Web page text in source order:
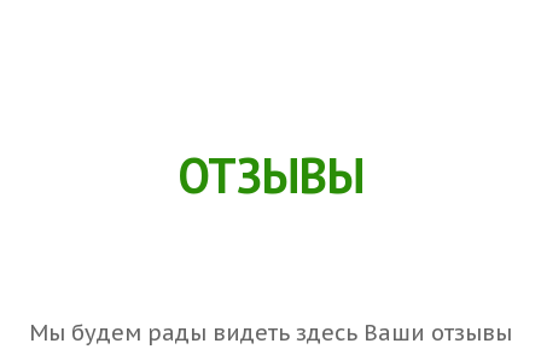
ОТЗЫВЫ
Мы будем рады видеть здесь Ваши отзывы